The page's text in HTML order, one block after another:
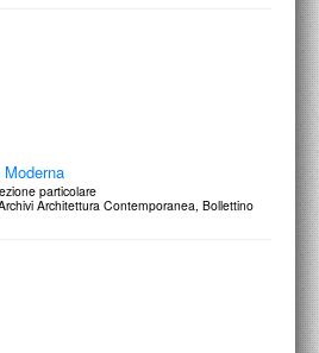
particolare
Architettura Contemporanea, Bollettino